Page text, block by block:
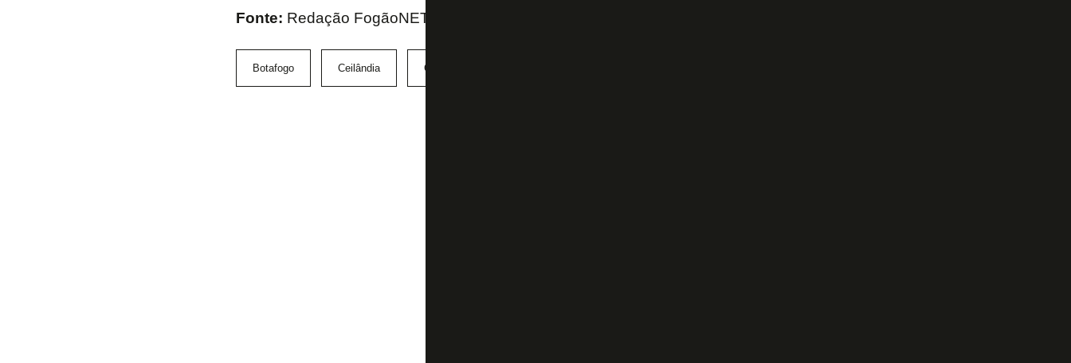
Fonte: Redação FogãoNET e SporTV
Botafogo Ceilândia Copa do Brasil